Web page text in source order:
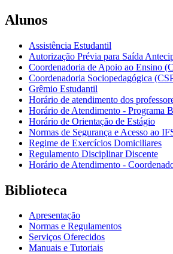
Alunos
Assistência Estudantil
Autorização Prévia para Saída
Coordenadoria de Apoio ao Ensino
Coordenadoria Sociopedagógica
Grêmio Estudantil
Horário de atendimento dos
Horário de Atendimento - Programa
Horário de Orientação de Estágio
Normas de Segurança e Acesso ao
Regime de Exercícios Domiciliares
Regulamento Disciplinar Discente
Horário de Atendimento -
Biblioteca
Apresentação
Normas e Regulamentos
Serviços Oferecidos
Manuais e Tutoriais